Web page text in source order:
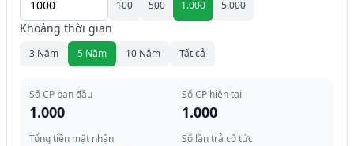
100 500 1.000 5.000
Khoảng thời gian
3 Năm 5 Năm 10 Năm Tất cả
Số CP ban đầu
1.000
Số CP hiện tại
1.000
Tổng tiền mặt nhận Số lần trả cổ tức